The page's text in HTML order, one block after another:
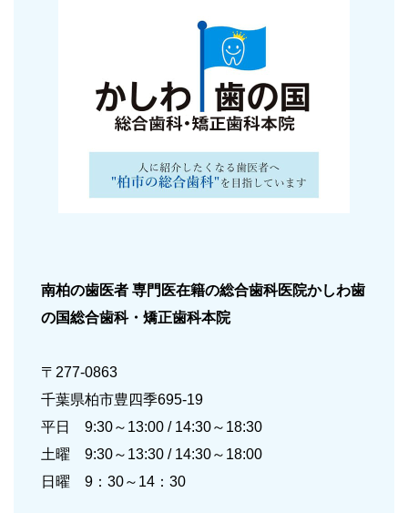
南柏の歯医者 専門医在籍の総合歯科医院かしわ歯
の国総合歯科・矯正歯科本院
〒277-0863
千葉県柏市豊四季695-19
平日 9:30～13:00 / 14:30～18:30
土曜 9:30～13:30 / 14:30～18:00
日曜 9：30～14：30